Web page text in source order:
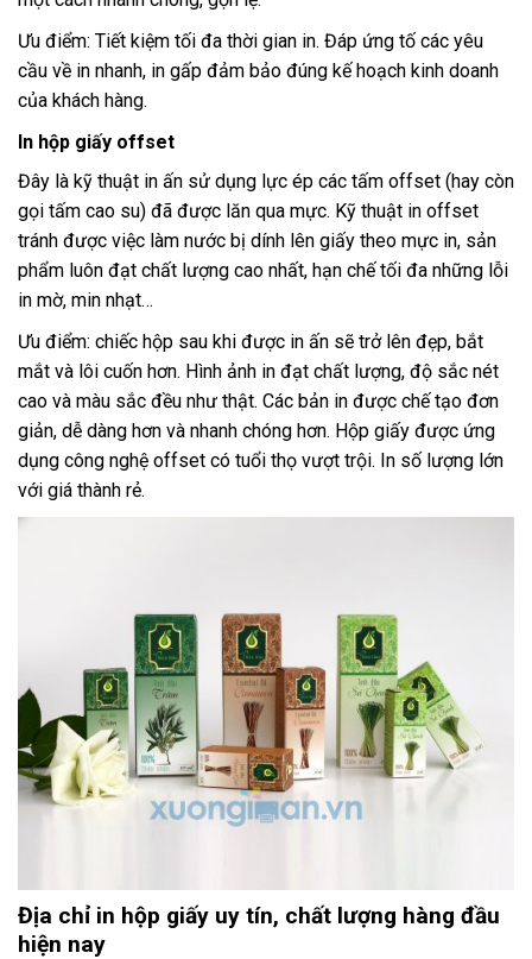
Ưu điểm: Tiết kiệm tối đa thời gian in. Đáp ứng tố các yêu
cầu về in nhanh, in gấp đảm bảo đúng kế hoạch kinh doanh
của khách hàng.
In hộp giấy offset
Đây là kỹ thuật in ấn sử dụng lực ép các tấm offset (hay còn
gọi tấm cao su) đã được lăn qua mực. Kỹ thuật in offset
tránh được việc làm nước bị dính lên giấy theo mực in, sản
phẩm luôn đạt chất lượng cao nhất, hạn chế tối đa những lỗi
in mờ, min nhạt…
Ưu điểm: chiếc hộp sau khi được in ấn sẽ trở lên đẹp, bắt
mắt và lôi cuốn hơn. Hình ảnh in đạt chất lượng, độ sắc nét
cao và màu sắc đều như thật. Các bản in được chế tạo đơn
giản, dễ dàng hơn và nhanh chóng hơn. Hộp giấy được ứng
dụng công nghệ offset có tuổi thọ vượt trội. In số lượng lớn
với giá thành rẻ.
Địa chỉ in hộp giấy uy tín, chất lượng hàng đầu
hiện nay